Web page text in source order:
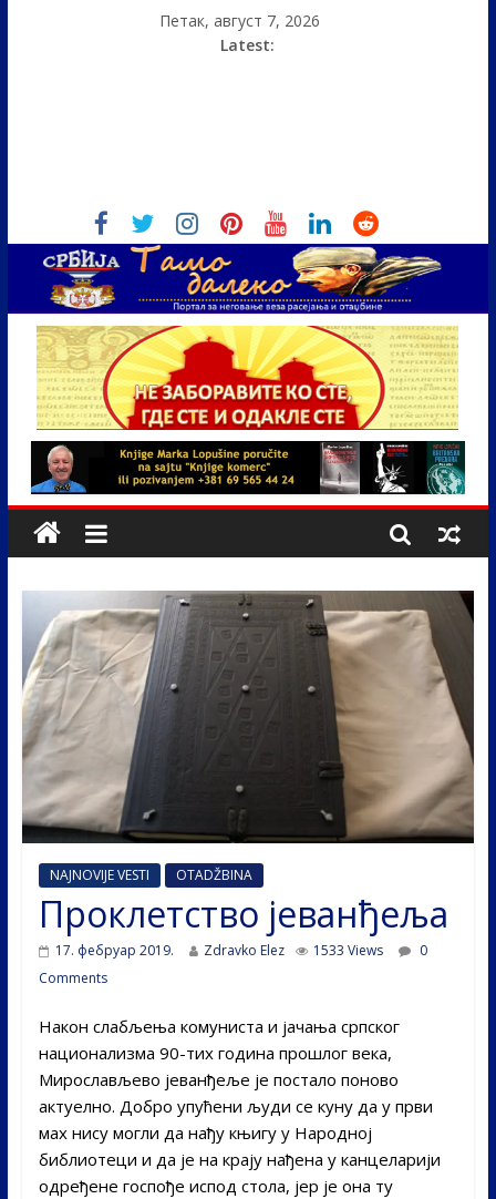
Петак, август 7, 2026
Latest:
NAJNOVIJE VESTI OTADŽBINA
Проклетство јеванђеља
17. фебруар 2019. Zdravko Elez 1533 Views
0
Comments
Након слабљења комуниста и јачања српског
национализма 90-тих година прошлог века,
Мирослављево јеванђеље је постало поново
актуелно. Добро упућени људи се куну да у први
мах нису могли да нађу књигу у Народној
библиотеци и да је на крају нађена у канцеларији
одређене госпође испод стола, јер је она ту